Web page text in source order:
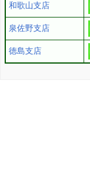
和歌山支店
泉佐野支店
徳島支店